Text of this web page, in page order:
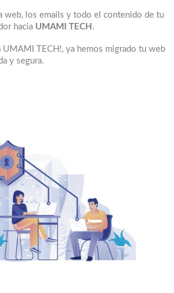
web, los emails y todo el contenido de tu
hacia UMAMI TECH .
UMAMI TECH!, ya hemos migrado tu web
y segura.